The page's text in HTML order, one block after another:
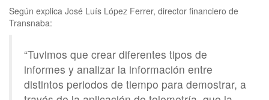
Según explica José Luís López Ferrer, director financiero de
Transnaba:
“Tuvimos que crear diferentes tipos de
informes y analizar la información entre
distintos periodos de tiempo para demostrar, a